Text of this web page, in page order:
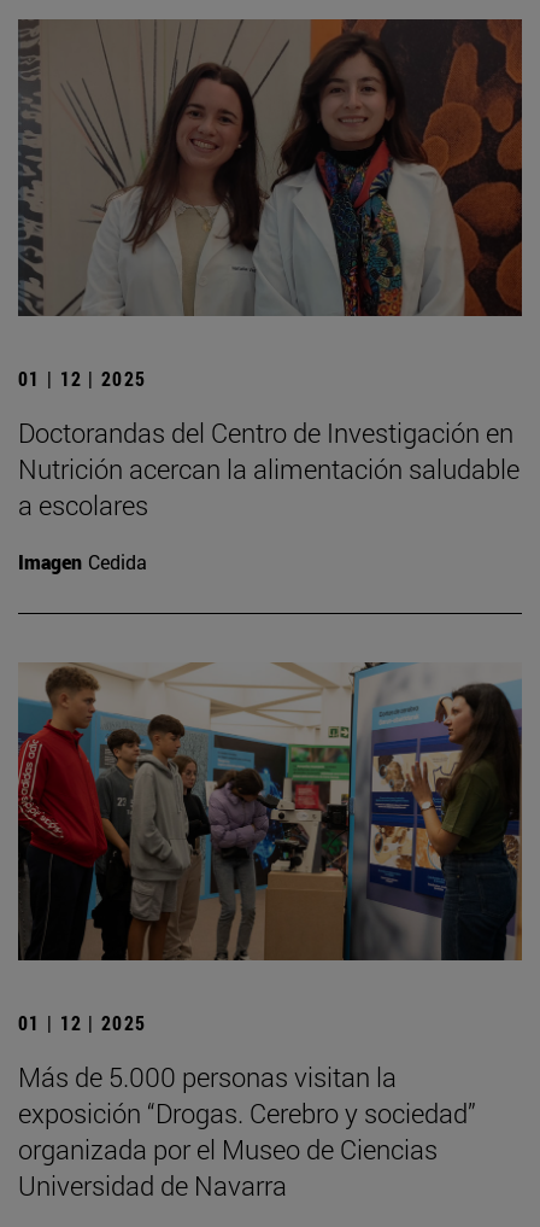
01 | 12 | 2025
Doctorandas del Centro de Investigación en
Nutrición acercan la alimentación saludable
a escolares
Imagen Cedida
01 | 12 | 2025
Más de 5.000 personas visitan la
exposición “Drogas. Cerebro y sociedad”
organizada por el Museo de Ciencias
Universidad de Navarra